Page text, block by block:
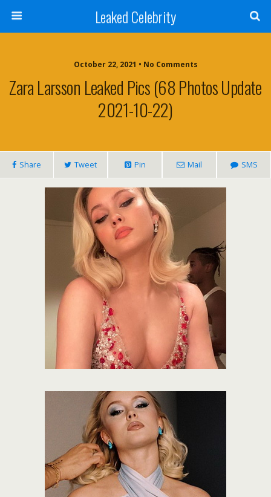
Leaked Celebrity
October 22, 2021 • No Comments
Zara Larsson Leaked Pics (68 Photos Update
2021-10-22)
Share Tweet Pin Mail SMS